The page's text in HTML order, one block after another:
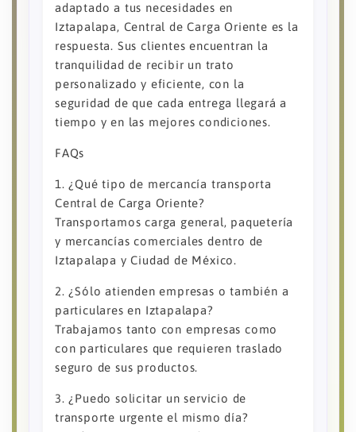
adaptado a tus necesidades en
Iztapalapa, Central de Carga Oriente es la
respuesta. Sus clientes encuentran la
tranquilidad de recibir un trato
personalizado y eficiente, con la
seguridad de que cada entrega llegará a
tiempo y en las mejores condiciones.
FAQs
1. ¿Qué tipo de mercancía transporta
Central de Carga Oriente?
Transportamos carga general, paquetería
y mercancías comerciales dentro de
Iztapalapa y Ciudad de México.
2. ¿Sólo atienden empresas o también a
particulares en Iztapalapa?
Trabajamos tanto con empresas como
con particulares que requieren traslado
seguro de sus productos.
3. ¿Puedo solicitar un servicio de
transporte urgente el mismo día?